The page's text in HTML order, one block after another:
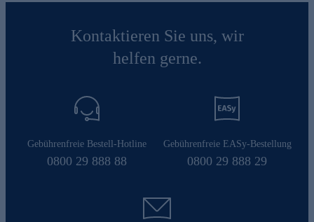
Kontaktieren Sie uns, wir
helfen gerne.
Gebührenfreie Bestell-Hotline
0800 29 888 88
Gebührenfreie EASy-Bestellung
0800 29 888 29